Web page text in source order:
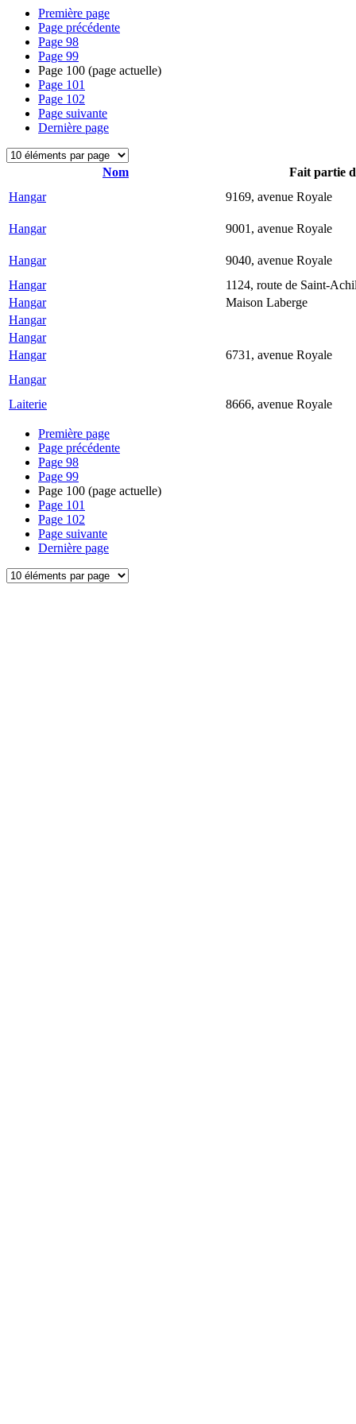
Première page
Page précédente
Page 98
Page 99
Page 100 (page actuelle)
Page 101
Page 102
Page suivante
Dernière page
Nom
Fait partie
Hangar
9169, avenue Royale
Hangar 9001, avenue Royale
Hangar
9040, avenue Royale
Hangar
1124, route de Saint-
Hangar
Maison Laberge
Hangar
Hangar
Hangar
6731, avenue Royale
Hangar
Laiterie
8666, avenue Royale
Première page
Page précédente
Page 98
Page 99
Page 100 (page actuelle)
Page 101
Page 102
Page suivante
Dernière page